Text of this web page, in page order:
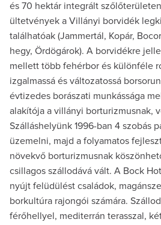
és 70 hektár integrált
ültetvények a Villányi borvidék
találhatóak (Jammertál, Kopár,
hegy, Ördögárok). A borvidékre
mellett több fehérbor és különféle
izgalmassá és változatossá
évtizedes borászati munkássága
alakítója a villányi borturizmusnak,
Szálláshelyünk 1996-ban 4 szobás
üzemelni, majd a folyamatos
növekvő borturizmusnak
csillagos szállodává vált. A Bock
nyújt felüdülést családok,
borkultúra rajongói számára.
férőhellyel, mediterrán terasszal,